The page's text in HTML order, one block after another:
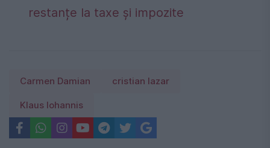
restanțe la taxe și impozite
Carmen Damian cristian lazar
Klaus Iohannis